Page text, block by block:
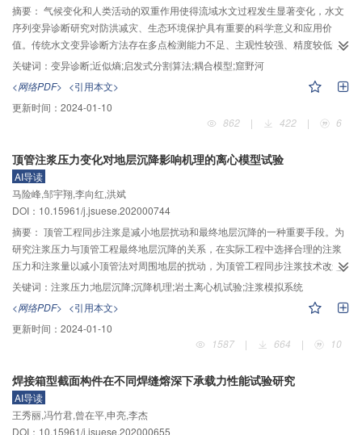
位下降速率越慢，固结发展得越慢；黏滞性系数的影响则主要体现在土层变形
的后期，黏滞性越强，同等水位变化条件下变形完成所需时间越长。
摘要： 气候变化和人类活动的双重作用使得流域水文过程发生显著变化，水文
序列变异诊断研究对防洪减灾、生态环境保护具有重要的科学意义和应用价
值。传统水文变异诊断方法存在多点检测能力不足、主观性较强、精度较低等
问题，本文建立了一种基于启发式分割算法和近似熵的水文变异诊断耦合模
型，主要建模步骤如下：首先，用近似熵刻画水文序列各点的动力学状态，基
于数据滑动技术充分获取随着滑动窗口移动而变化的近似熵序列；其次，运用
启发式分割算法依次对各点进行一分为二的迭代计算、对比，得到每个点的检
验统计值和置信概率；最后，根据置信概率结果判断是否对近似熵序列进行水
站1956—2019年的年径流序列进行变异诊断研究，结果表明，窟野河年径流序
列在1983年和1996年发生了变异，与实际情况基本吻合。通过模拟实验，证明
耦合模型具有如下潜力：1）对于强趋势变异检测性能优异，弱趋势变异时在特
定滑动步长下具有良好表现。2）当设置不同的参数时，耦合模型对于弱趋势动
力学结构变异检测具有较好的性能，检测误差较小。3）当样本量较高（N=4
000～8 000）时，权重误差均较小，耦合模型检测到的变异区间中包含设置的
理想变异点，且样本量越大，检测越精确；在样本量较低（N=60～3 000）
时，检测的变异区间与真实变异点较接近，检测效果可以接受。
关键词： 变异诊断;近似熵;启发式分割算法;耦合模型;窟野河
<网络PDF> <引用本文>
更新时间： 2024-01-10
862
| 422 | 6
顶管注浆压力变化对地层沉降影响机理的离心模型试验
AI导读
马险峰,邹宇翔,李向红,洪斌
DOI：10.15961/j.jsuese.202000744
摘要： 顶管工程同步注浆是减小地层扰动和最终地层沉降的一种重要手段。为
研究注浆压力与顶管工程最终地层沉降的关系，在实际工程中选择合理的注浆
压力和注浆量以减小顶管法对周围地层的扰动，为顶管工程同步注浆技术改进
提供理论和试验支持，本文首先从土体颗粒和膨润土分子的结构特征角度对地
层和泥浆的互相作用及沉降机理进行分析，提出4个沉降阶段的理论假设；然
后，使用岩土工程离心机和自主研制的顶管工程注浆模拟系统进行缩尺模型试
验，模拟现场不同注浆压力下的顶管顶进，通过对各组试验沉降曲线对比分
析，验证理论分析部分的结论；最后，将试验中的注浆压力等相关参数应用于
验结果吻合，进一步验证了本文的结论。研究表明：注浆后的沉降可分为土体
塌陷阶段、渗透失水阶段、泥皮形成阶段和补浆抬升阶段，其中：土体塌陷阶
段时间短，沉降速度快；渗透失水阶段持续时间长，总沉降量大，为地层沉降
关键词： 注浆压力;地层沉降;沉降机理;岩土离心机试验;注浆模拟系统
<网络PDF> <引用本文>
更新时间： 2024-01-10
1587
| 664 | 10
焊接箱型截面构件在不同焊缝熔深下承载力性能试验研究
AI导读
王秀丽,冯竹君,曾在平,申亮,李杰
DOI：10.15961/j.jsuese.202000655